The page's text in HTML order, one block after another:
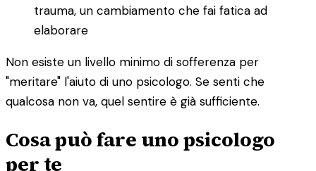
trauma, un cambiamento che fai fatica ad
elaborare
Non esiste un livello minimo di sofferenza per
"meritare" l'aiuto di uno psicologo. Se senti che
qualcosa non va, quel sentire è già sufficiente.
Cosa può fare uno psicologo
per te